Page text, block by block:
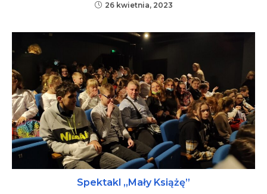
26 kwietnia, 2023
Spektakl „Mały Książę”